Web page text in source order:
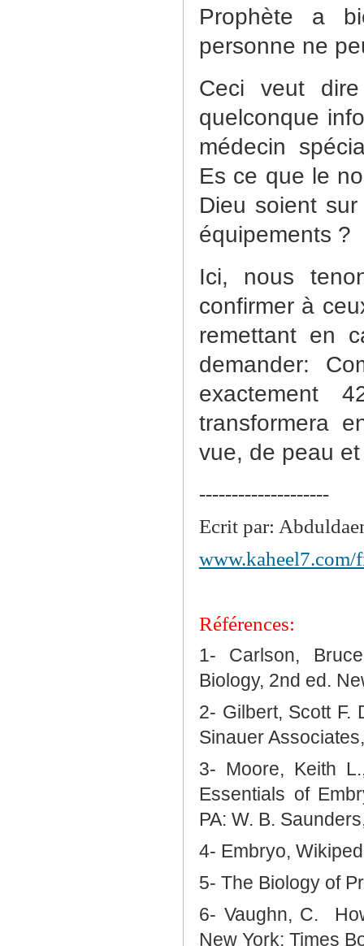
Prophète a
personne ne
Ceci veut
quelconque
médecin
Es ce que le
Dieu soient
équipements ?
Ici, nous
confirmer à
remettant en
demander:
exactement
transformera
vue, de peau et
--------------------
Ecrit par:
www.kaheel7.com/
Références:
1- Carlson,
Biology, 2nd ed.
2- Gilbert, Scott F.
Sinauer
3- Moore, Keith
Essentials of
PA: W. B.
4- Embryo,
5- The Biology of
6- Vaughn, C.
New York: Times